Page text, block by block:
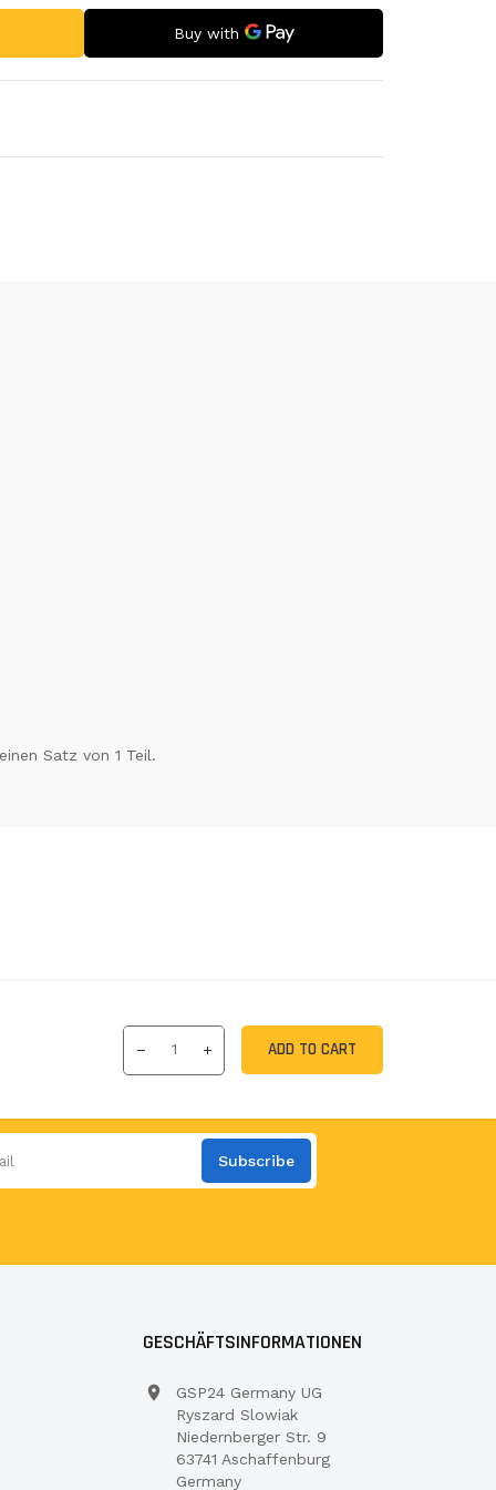
Satz von 1 Teil.
ADD TO CART
Subscribe
GESCHÄFTSINFORMATIONEN
GSP24 Germany UG
Ryszard Slowiak
Niedernberger Str. 9
63741 Aschaffenburg
Germany